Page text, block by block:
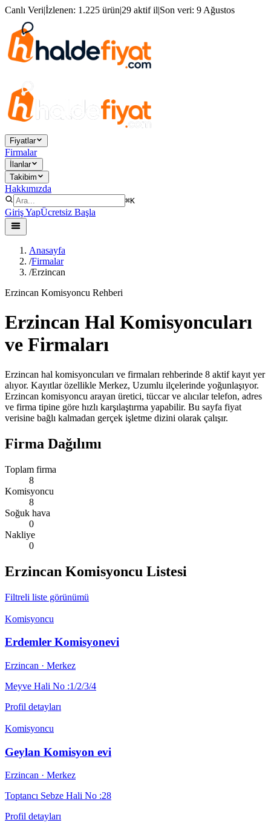
Canlı Veri|İzlenen: 1.225 ürün|29 aktif il|Son veri: 9 Ağustos
Fiyatlar
Firmalar
İlanlar
Takibim
Hakkımızda
⌘K
Giriş YapÜcretsiz Başla
Anasayfa
/Firmalar
/Erzincan
Erzincan Komisyoncu Rehberi
Erzincan Hal Komisyoncuları
ve Firmaları
Erzincan hal komisyoncuları ve firmaları rehberinde 8 aktif kayıt yer
alıyor. Kayıtlar özellikle Merkez, Uzumlu ilçelerinde yoğunlaşıyor.
Erzincan komisyoncu arayan üretici, tüccar ve alıcılar telefon, adres
ve firma tipine göre hızlı karşılaştırma yapabilir. Bu sayfa fiyat
verisine bağlı kalmadan gerçek işletme dizini olarak çalışır.
Firma Dağılımı
Toplam firma
8
Komisyoncu
8
Soğuk hava
0
Nakliye
0
Erzincan Komisyoncu Listesi
Filtreli liste görünümü
Komisyoncu
Erdemler Komisyonevi
Erzincan · Merkez
Meyve Hali No :1/2/3/4
Profil detayları
Komisyoncu
Geylan Komisyon evi
Erzincan · Merkez
Toptancı Sebze Hali No :28
Profil detayları